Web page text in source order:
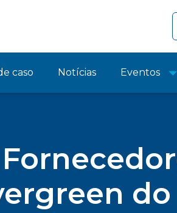
caso Notícias Eventos
do